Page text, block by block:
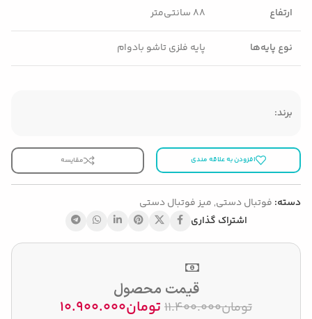
ارتفاع ۸۸ سانتی‌متر
نوع پایه‌ها پایه فلزی تاشو بادوام
برند:
افزودن به علاقه مندی مقایسه
دسته: فوتبال دستی, میز فوتبال دستی
اشتراک گذاری
قیمت محصول
تومان11.400.000 تومان10.900.000